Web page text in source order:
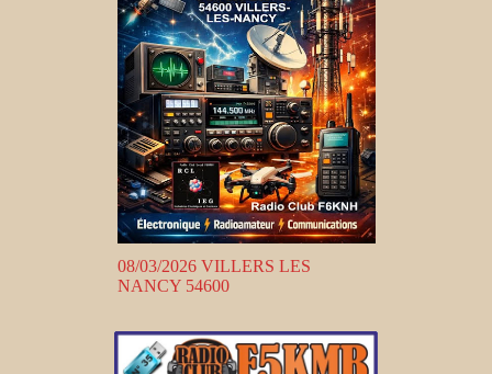
08/03/2026 VILLERS LES
NANCY 54600